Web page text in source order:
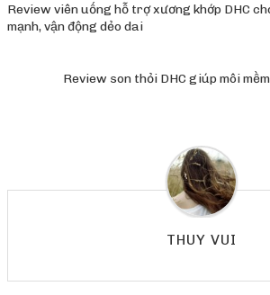
Review viên uống hỗ trợ xương khớp DHC
mạnh, vận động dẻo dai
Review son thỏi DHC giúp môi
THUY VUI